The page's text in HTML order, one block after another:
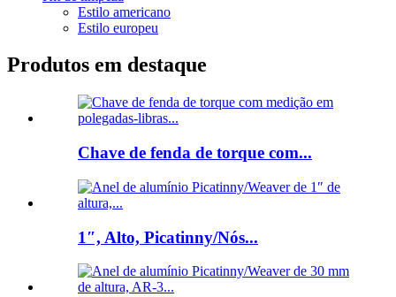
Estilo americano
Estilo europeu
Produtos em destaque
Chave de fenda de torque com...
1″, Alto, Picatinny/Nós...